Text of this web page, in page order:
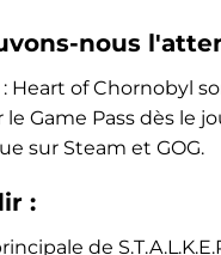
nous
2 : Heart of Chornobyl
Game Pass dès le
sur Steam et GOG.
:
de